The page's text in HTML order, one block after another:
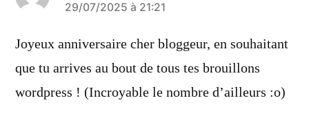
a
dit :
29/07/2025 à 21:21
Joyeux anniversaire cher bloggeur, en souhaitant
que tu arrives au bout de tous tes brouillons
wordpress ! (Incroyable le nombre d’ailleurs :o)